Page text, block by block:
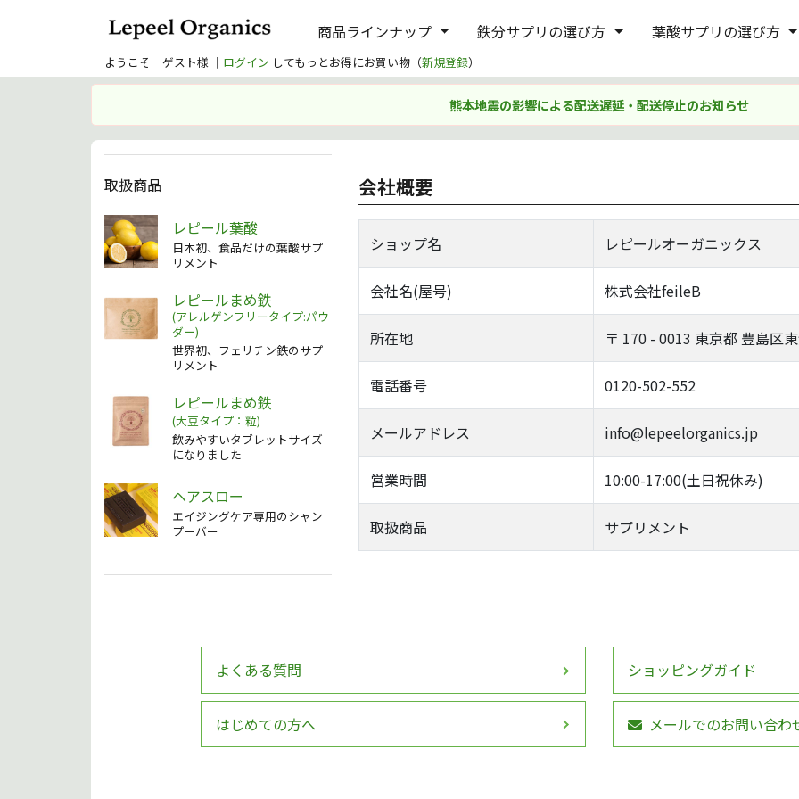
商品ラインナップ 鉄分サプリの選び方 葉酸サプリの選び方
ようこそ ゲスト様 ｜ ログイン してもっとお得にお買い物（新規登録）
熊本地震の影響による配送遅延・配送停止のお知らせ
取扱商品
レピール葉酸
日本初、食品だけの葉酸サプ
リメント
レピールまめ鉄
(アレルゲンフリータイプ:パウ
ダー)
世界初、フェリチン鉄のサプ
リメント
レピールまめ鉄
(大豆タイプ：粒)
飲みやすいタブレットサイズ
になりました
ヘアスロー
エイジングケア専用のシャン
プーバー
会社概要
ショップ名 レピールオーガニックス
会社名(屋号) 株式会社feileB
所在地 〒 170 - 0013 東京都 豊島区
電話番号 0120-502-552
メールアドレス info@lepeelorganics.jp
営業時間 10:00-17:00(土日祝休み)
取扱商品 サプリメント
よくある質問
はじめての方へ
ショッピングガイド
メールでのお問い合わ